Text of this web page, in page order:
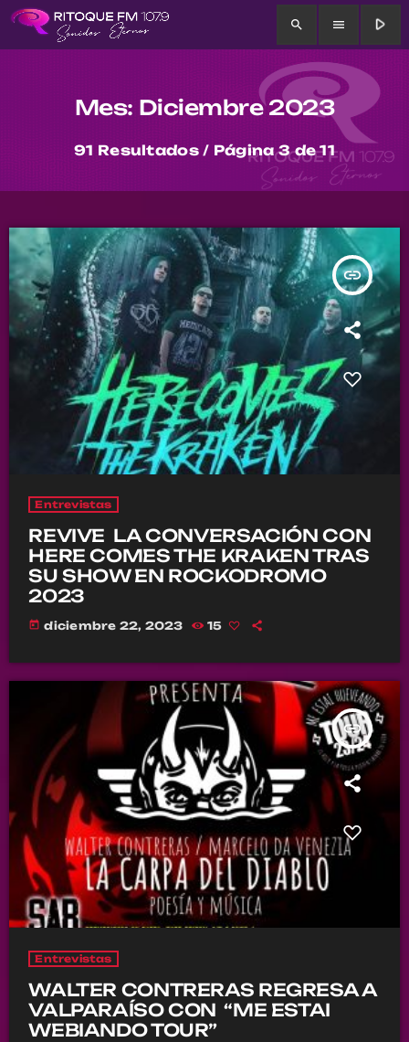
search menu play_arrow
Mes: Diciembre 2023
91 Resultados / Página 3 de 11
insert_link
Entrevistas
REVIVE LA CONVERSACIÓN CON
HERE COMES THE KRAKEN TRAS
SU SHOW EN ROCKODROMO
2023
today diciembre 22, 2023 15
insert_link
Entrevistas
WALTER CONTRERAS REGRESA A
VALPARAÍSO CON “ME ESTAI
WEBIANDO TOUR”